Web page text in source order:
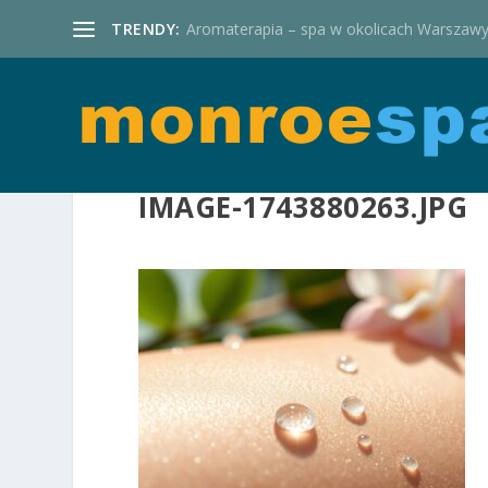
TRENDY: Aromaterapia – spa w okolicach Warszawy
IMAGE-1743880263.JPG